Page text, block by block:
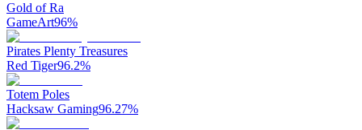
Gold of Ra
GameArt96%
Pirates Plenty Treasures
Red Tiger96.2%
Totem Poles
Hacksaw Gaming96.27%